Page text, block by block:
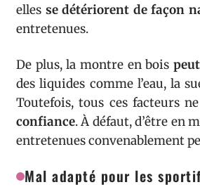
elles se détériorent de façon
entretenues.
De plus, la montre en bois
des liquides comme l’eau, la
Toutefois, tous ces facteurs
confiance. À défaut, d’être en
entretenues convenablement
Mal adapté pour les